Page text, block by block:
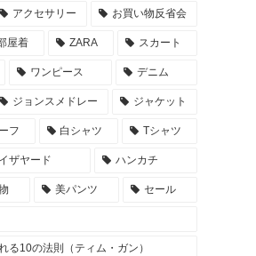
アクセサリー お買い物反省会
屋着 ZARA スカート
ワンピース デニム
ジョンスメドレー ジャケット
フ 白シャツ Tシャツ
ザヤード ハンカチ
美パンツ セール
る10の法則（ティム・ガン）